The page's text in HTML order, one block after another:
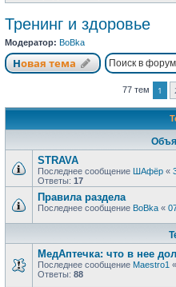
Тренинг и здоровье
Модератор: BoBka
Новая тема
77 тем 1
STRAVA
Последнее сообщение ШАфёр «
Ответы: 17
Правила раздела
Последнее сообщение BoBka «
МедАптечка: что в нее
Последнее сообщение Maestro1 «
Ответы: 88